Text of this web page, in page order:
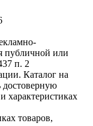
публичной или
п. 2
Каталог на
достоверную
характеристиках
товаров,